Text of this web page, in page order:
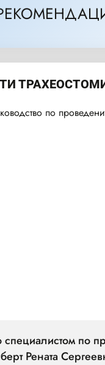
по
специалистом по
Рената